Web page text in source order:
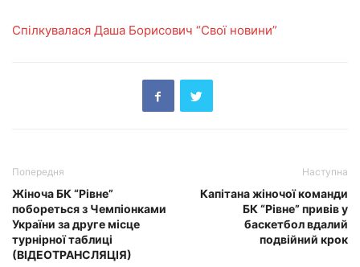
Спілкувалася Даша Борисович “Свої новини”
Попередня
Жіноча БК “Рівне”
побореться з Чемпіонками
України за друге місце
турнірної таблиці
(ВІДЕОТРАНСЛЯЦІЯ)
Наступна
Капітана жіночої команди
БК “Рівне” привів у
баскетбол вдалий
подвійний крок